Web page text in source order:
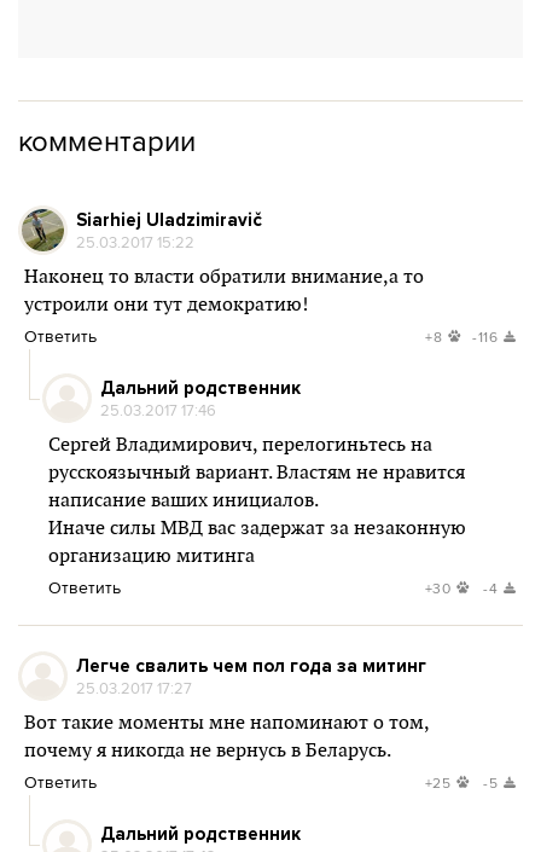
комментарии
Siarhiej Uladzimiravič
25.03.2017 15:22
Наконец то власти обратили внимание,а то
устроили они тут демократию!
Ответить +8 -116
Дальний родственник
25.03.2017 17:46
Сергей Владимирович, перелогиньтесь на
русскоязычный вариант. Властям не нравится
написание ваших инициалов.
Иначе силы МВД вас задержат за незаконную
организацию митинга
Ответить +30 -4
Легче свалить чем пол года за митинг
25.03.2017 17:27
Вот такие моменты мне напоминают о том,
почему я никогда не вернусь в Беларусь.
Ответить +25 -5
Дальний родственник